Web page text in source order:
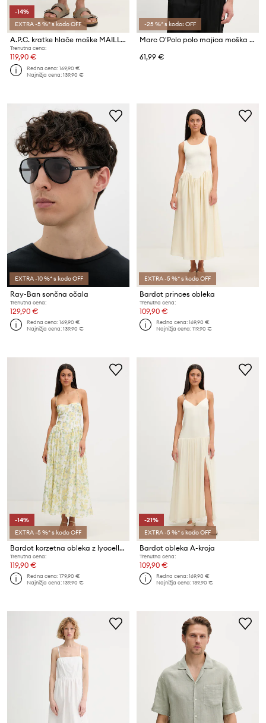
-14%
EXTRA -5 %* s kodo OFF
A.P.C. kratke hlače moške MAILLOT DE BAIN
Trenutna cena:
119,90 €
Redna cena:169,90 €
Najnižja cena:139,90 €
-25 %* s kodo: OFF
Marc O'Polo polo majica moška bombažna
61,99 €
EXTRA -10 %* s kodo OFF
Ray-Ban sončna očala
Trenutna cena:
129,90 €
Redna cena:169,90 €
Najnižja cena:139,90 €
EXTRA -5 %* s kodo OFF
Bardot princes obleka
Trenutna cena:
109,90 €
Redna cena:169,90 €
Najnižja cena:119,90 €
-14%
EXTRA -5 %* s kodo OFF
Bardot korzetna obleka z lyocellom
Trenutna cena:
119,90 €
Redna cena:179,90 €
Najnižja cena:139,90 €
-21%
EXTRA -5 %* s kodo OFF
Bardot obleka A-kroja
Trenutna cena:
109,90 €
Redna cena:169,90 €
Najnižja cena:139,90 €